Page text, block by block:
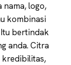
nama, logo,
kombinasi
bertindak
anda. Citra
kredibilitas,